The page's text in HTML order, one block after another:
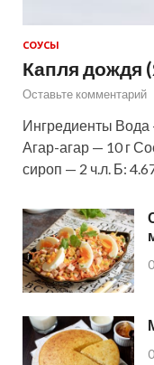
СОУСЫ
Капля дождя
Оставьте комментарий
Ингредиенты Вода
Агар-агар — 10 г
сироп — 2 ч.л. Б: